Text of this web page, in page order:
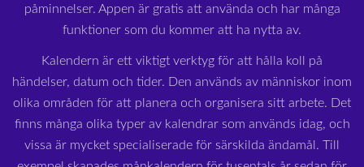
påminnelser. Appen är gratis att använda och har många
funktioner som du kommer att ha nytta av.
Kalendern är ett viktigt verktyg för att hålla koll på
händelser, datum och tider. Den används av människor inom
olika områden för att planera och organisera sitt arbete. Det
finns många olika typer av kalendrar som används idag, och
vissa är mycket specialiserade för särskilda ändamål. Till